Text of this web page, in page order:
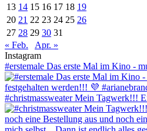
13 14 15 16 17 18 19
20 21 22 23 24 25 26
27 28 29 30 31
« Feb.
Apr. »
Instagram
#erstemale Das erste Mal im Kino -
#christmassweater Mein Tagwerk!!!